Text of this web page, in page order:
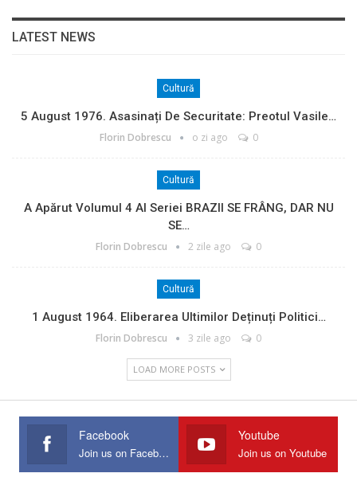
LATEST NEWS
Cultură
5 August 1976. Asasinați De Securitate: Preotul Vasile…
Florin Dobrescu o zi ago 0
Cultură
A Apărut Volumul 4 Al Seriei BRAZII SE FRÂNG, DAR NU
SE…
Florin Dobrescu 2 zile ago 0
Cultură
1 August 1964. Eliberarea Ultimilor Deținuți Politici…
Florin Dobrescu 3 zile ago 0
LOAD MORE POSTS
Facebook
Join us on Facebook
Youtube
Join us on Youtube